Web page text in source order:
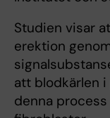
Studien visar
erektion
att blodkärlen
denna